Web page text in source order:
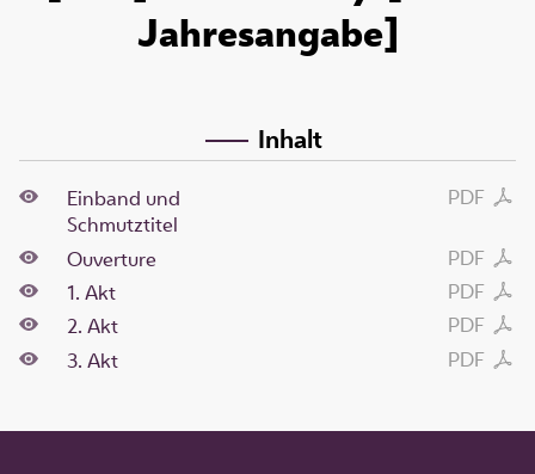
Jahresangabe]
Inhalt
PDF
Einband und
Schmutztitel
PDF
Ouverture
PDF
1. Akt
PDF
2. Akt
PDF
3. Akt